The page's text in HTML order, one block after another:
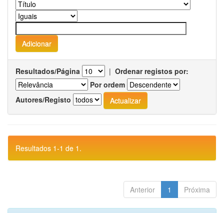
Resultados/Página | Ordenar registos por:
Por ordem
Autores/Registo
Resultados 1-1 de 1.
Anterior 1 Próxima